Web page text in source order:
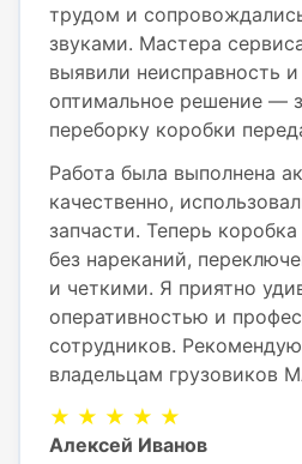
трудом и
звуками. Мастера
выявили неисправность
оптимальное решение —
переборку коробки
Работа была выполнена
качественно,
запчасти. Теперь
без нареканий,
и четкими. Я приятно
оперативностью и
сотрудников.
владельцам грузовиков
★ ★ ★ ★ ★
Алексей Иванов